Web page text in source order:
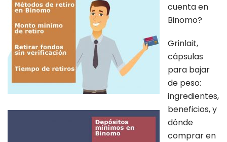
cuenta en
Binomo?
Grinlait,
cápsulas
para bajar
de peso:
ingredientes,
beneficios, y
dónde
comprar en